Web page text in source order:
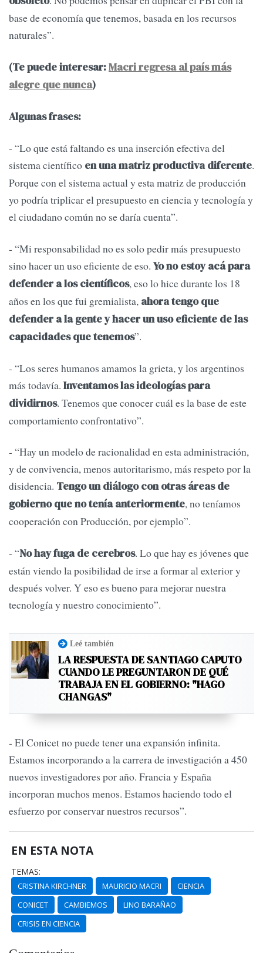
base de economía que tenemos, basada en los recursos
naturales”.
(Te puede interesar:Macri regresa al país más
alegre que nunca)
Algunas frases:
- “Lo que está faltando es una inserción efectiva del
sistema científico en una matriz productiva diferente.
Porque con el sistema actual y esta matriz de producción
yo podría triplicar el presupuesto en ciencia y tecnología y
el ciudadano común no se daría cuenta”.
- “Mi responsabilidad no es solo pedir más presupuesto
sino hacer un uso eficiente de eso. Yo no estoy acá para
defender a los científicos, eso lo hice durante los 18
años en los que fui gremialista, ahora tengo que
defender a la gente y hacer un uso eficiente de las
capacidades que tenemos”.
- “Los seres humanos amamos la grieta, y los argentinos
más todavía. Inventamos las ideologías para
dividirnos. Tenemos que conocer cuál es la base de este
comportamiento confrontativo”.
- “Hay un modelo de racionalidad en esta administración,
y de convivencia, menos autoritarismo, más respeto por la
disidencia. Tengo un diálogo con otras áreas de
gobierno que no tenía anteriormente, no teníamos
cooperación con Producción, por ejemplo”.
- “No hay fuga de cerebros. Lo que hay es jóvenes que
están viendo la posibilidad de irse a formar al exterior y
después volver. Y eso es bueno para mejorar nuestra
tecnología y nuestro conocimiento”.
Leé también
LA RESPUESTA DE SANTIAGO CAPUTO
CUANDO LE PREGUNTARON DE QUÉ
TRABAJA EN EL GOBIERNO: "HAGO
CHANGAS"
- El Conicet no puede tener una expansión infinita.
Estamos incorporando a la carrera de investigación a 450
nuevos investigadores por año. Francia y España
incorporan muchos menos. Estamos haciendo todo el
esfuerzo por conservar nuestros recursos”.
EN ESTA NOTA
TEMAS:
CRISTINA KIRCHNER MAURICIO MACRI
CIENCIA
CONICET
CAMBIEMOS
LINO BARAÑAO
CRISIS EN CIENCIA